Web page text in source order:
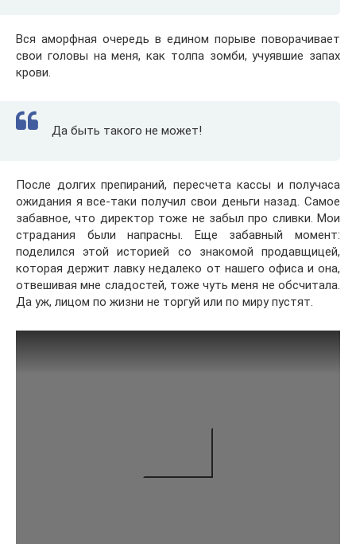
Вся аморфная очередь в едином порыве поворачивает
свои головы на меня, как толпа зомби, учуявшие запах
крови.
Да быть такого не может!
После долгих препираний, пересчета кассы и получаса
ожидания я все-таки получил свои деньги назад. Самое
забавное, что директор тоже не забыл про сливки. Мои
страдания были напрасны. Еще забавный момент:
поделился этой историей со знакомой продавщицей,
которая держит лавку недалеко от нашего офиса и она,
отвешивая мне сладостей, тоже чуть меня не обсчитала.
Да уж, лицом по жизни не торгуй или по миру пустят.